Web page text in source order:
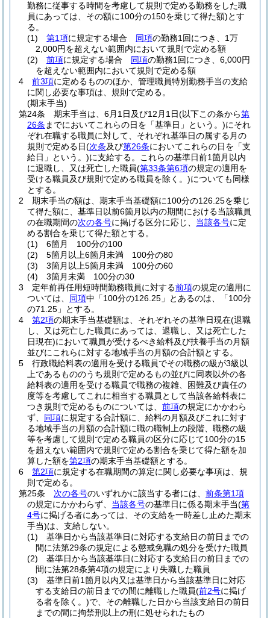
勤務に従事する時間を考慮して規則で定める勤務をした職
員にあっては、その額に100分の150を乗じて得た額)とす
る。
(1)
第1項に規定する場合 同項の勤務1回につき、1万
2,000円を超えない範囲内において規則で定める額
(2)
前項に規定する場合 同項の勤務1回につき、6,000円
を超えない範囲内において規則で定める額
4
前3項に定めるもののほか、管理職員特別勤務手当の支給
に関し必要な事項は、規則で定める。
(期末手当)
第24条
期末手当は、6月1日及び12月1日(以下この条から第
26条 までにおいてこれらの日を「基準日」という。)にそれ
ぞれ在職する職員に対して、それぞれ基準日の属する月の
規則で定める日(次条及び第26条においてこれらの日を「支
給日」という。)に支給する。
これらの基準日前1箇月以内
に退職し、又は死亡した職員(第33条第6項の規定の適用を
受ける職員及び規則で定める職員を除く。)についても同様
とする。
2
期末手当の額は、期末手当基礎額に100分の126.25を乗じ
て得た額に、基準日以前6箇月以内の期間における当該職員
の在職期間の次の各号に掲げる区分に応じ、 当該各号に定
める割合を乗じて得た額とする。
(1)
6箇月 100分の100
(2)
5箇月以上6箇月未満 100分の80
(3)
3箇月以上5箇月未満 100分の60
(4)
3箇月未満 100分の30
3
定年前再任用短時間勤務職員に対する前項の規定の適用に
ついては、 同項中「100分の126.25」とあるのは、「100分
の71.25」とする。
4
第2項の期末手当基礎額は、それぞれその基準日現在(退職
し、又は死亡した職員にあっては、退職し、又は死亡した
日現在)において職員が受けるべき給料及び扶養手当の月額
並びにこれらに対する地域手当の月額の合計額とする。
5
行政職給料表の適用を受ける職員でその職務の級が3級以
上であるもののうち規則で定めるもの並びに同表以外の各
給料表の適用を受ける職員で職務の複雑、困難及び責任の
度等を考慮してこれに相当する職員として当該各給料表に
つき規則で定めるものについては、 前項の規定にかかわら
ず、 同項に規定する合計額に、給料の月額及びこれに対す
る地域手当の月額の合計額に職の職制上の段階、職務の級
等を考慮して規則で定める職員の区分に応じて100分の15
を超えない範囲内で規則で定める割合を乗じて得た額を加
算した額を第2項の期末手当基礎額とする。
6
第2項に規定する在職期間の算定に関し必要な事項は、規
則で定める。
第25条
次の各号のいずれかに該当する者には、 前条第1項
の規定にかかわらず、 当該各号の基準日に係る期末手当(第
4号に掲げる者にあっては、その支給を一時差し止めた期末
手当)は、支給しない。
(1)
基準日から当該基準日に対応する支給日の前日までの
間に法第29条の規定による懲戒免職の処分を受けた職員
(2)
基準日から当該基準日に対応する支給日の前日までの
間に法第28条第4項の規定により失職した職員
(3)
基準日前1箇月以内又は基準日から当該基準日に対応
する支給日の前日までの間に離職した職員(前2号に掲げ
る者を除く。)で、その離職した日から当該支給日の前日
までの間に拘禁刑以上の刑に処せられたもの